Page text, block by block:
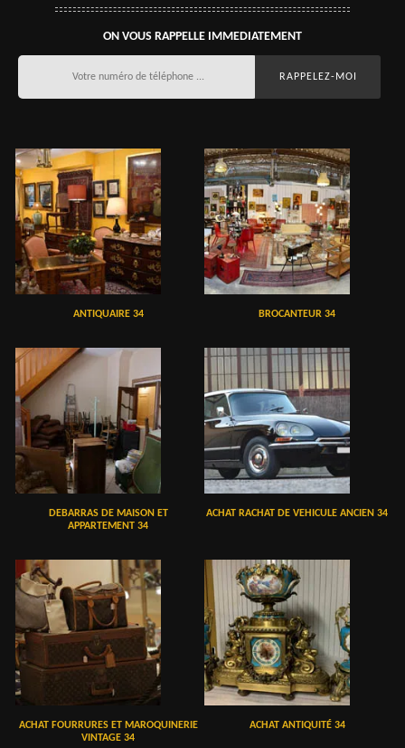
ON VOUS RAPPELLE IMMEDIATEMENT
ANTIQUAIRE 34 BROCANTEUR 34
DEBARRAS DE MAISON ET
APPARTEMENT 34
ACHAT RACHAT DE VEHICULE ANCIEN 34
ACHAT FOURRURES ET MAROQUINERIE
VINTAGE 34
ACHAT ANTIQUITÉ 34